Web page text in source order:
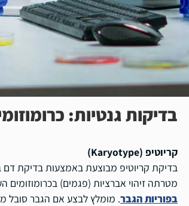
בדיקות גנטיות:
קריוטיפ (Karyotype)
בדיקת קריוטיפ מבוצעת באמצעות בדיקת דם
מטרתה זיהוי אברציות (פגמים) בכרומוזומים
בפוריות הגבר